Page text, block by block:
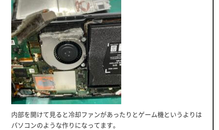
内部を開けて見ると冷却ファンがあったりとゲーム機というよりは
パソコンのような作りになってます。